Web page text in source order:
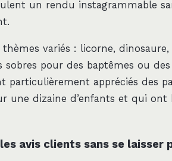
un rendu instagrammable
variés : licorne,
sobres pour des baptêmes ou
particulièrement appréciés des
une dizaine d’enfants et qui ont
avis clients sans se laisser